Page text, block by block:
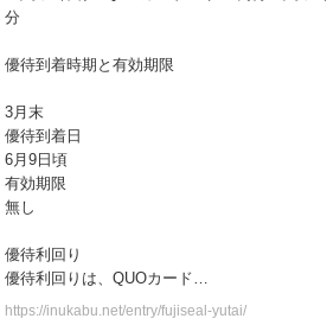
分
優待到着時期と有効期限
3月末
優待到着日
6月9日頃
有効期限
無し
優待利回り
優待利回りは、QUOカード…
https://inukabu.net/entry/fujiseal-yutai/